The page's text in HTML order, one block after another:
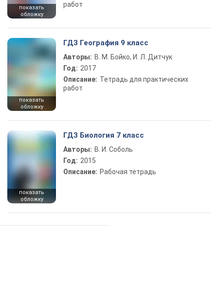
показать
обложку
работ
показать
обложку
ГДЗ География 9 класс
Авторы: В. М. Бойко, И. Л. Дитчук
Год: 2017
Описание: Тетрадь для практических
работ
показать
обложку
ГДЗ Биология 7 класс
Авторы: В. И. Соболь
Год: 2015
Описание: Рабочая тетрадь